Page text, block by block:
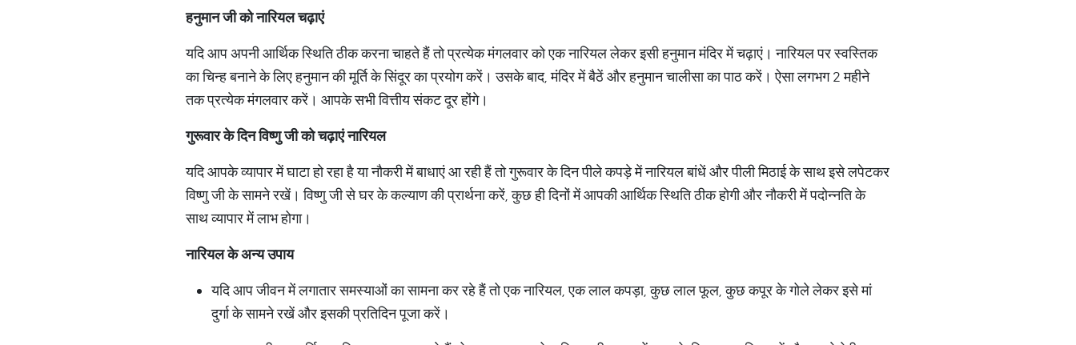
हनुमान जी को नारियल चढ़ाएं
यदि आप अपनी आर्थिक स्थिति ठीक करना चाहते हैं तो प्रत्येक मंगलवार को एक नारियल लेकर इसी हनुमान मंदिर में चढ़ाएं। नारियल पर स्वस्तिक
का चिन्ह बनाने के लिए हनुमान की मूर्ति के सिंदूर का प्रयोग करें। उसके बाद, मंदिर में बैठें और हनुमान चालीसा का पाठ करें। ऐसा लगभग 2 महीने
तक प्रत्येक मंगलवार करें। आपके सभी वित्तीय संकट दूर होंगे।
गुरूवार के दिन विष्णु जी को चढ़ाएं नारियल
यदि आपके व्यापार में घाटा हो रहा है या नौकरी में बाधाएं आ रही हैं तो गुरूवार के दिन पीले कपड़े में नारियल बांधें और पीली मिठाई के साथ इसे लपेटकर
विष्णु जी के सामने रखें। विष्णु जी से घर के कल्याण की प्रार्थना करें, कुछ ही दिनों में आपकी आर्थिक स्थिति ठीक होगी और नौकरी में पदोन्नति के
साथ व्यापार में लाभ होगा।
नारियल के अन्य उपाय
यदि आप जीवन में लगातार समस्याओं का सामना कर रहे हैं तो एक नारियल, एक लाल कपड़ा, कुछ लाल फूल, कुछ कपूर के गोले लेकर इसे मां
दुर्गा के सामने रखें और इसकी प्रतिदिन पूजा करें।